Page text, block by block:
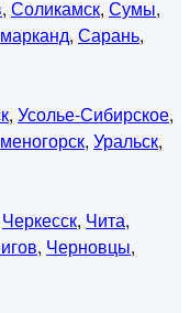
, Соликамск, Сумы,
, Сарань,
, Усолье-Сибирское,
, Уральск,
Черкесск, Чита,
, Черновцы,